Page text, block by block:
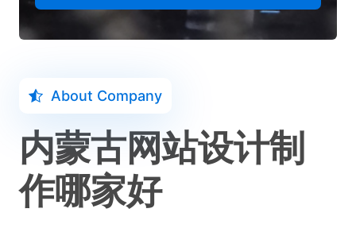
About Company
内蒙古网站设计制
作哪家好